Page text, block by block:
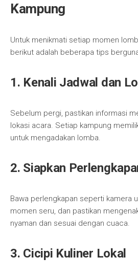
Kampung
Untuk menikmati setiap momen
berikut adalah beberapa tips
1. Kenali Jadwal dan
Sebelum pergi, pastikan informasi
lokasi acara. Setiap kampung
untuk mengadakan lomba.
2. Siapkan
Bawa perlengkapan seperti kamera
momen seru, dan pastikan
nyaman dan sesuai dengan cuaca.
3. Cicipi Kuliner Lokal